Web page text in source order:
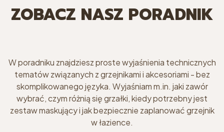
ZOBACZ NASZ PORADNIK
W poradniku znajdziesz proste wyjaśnienia technicznych
tematów związanych z grzejnikami i akcesoriami - bez
skomplikowanego języka. Wyjaśniam m.in. jaki zawór
wybrać, czym różnią się grzałki, kiedy potrzebny jest
zestaw maskujący i jak bezpiecznie zaplanować grzejnik
w łazience.